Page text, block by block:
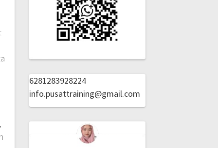
6281283928224
info.pusattraining@gmail.com